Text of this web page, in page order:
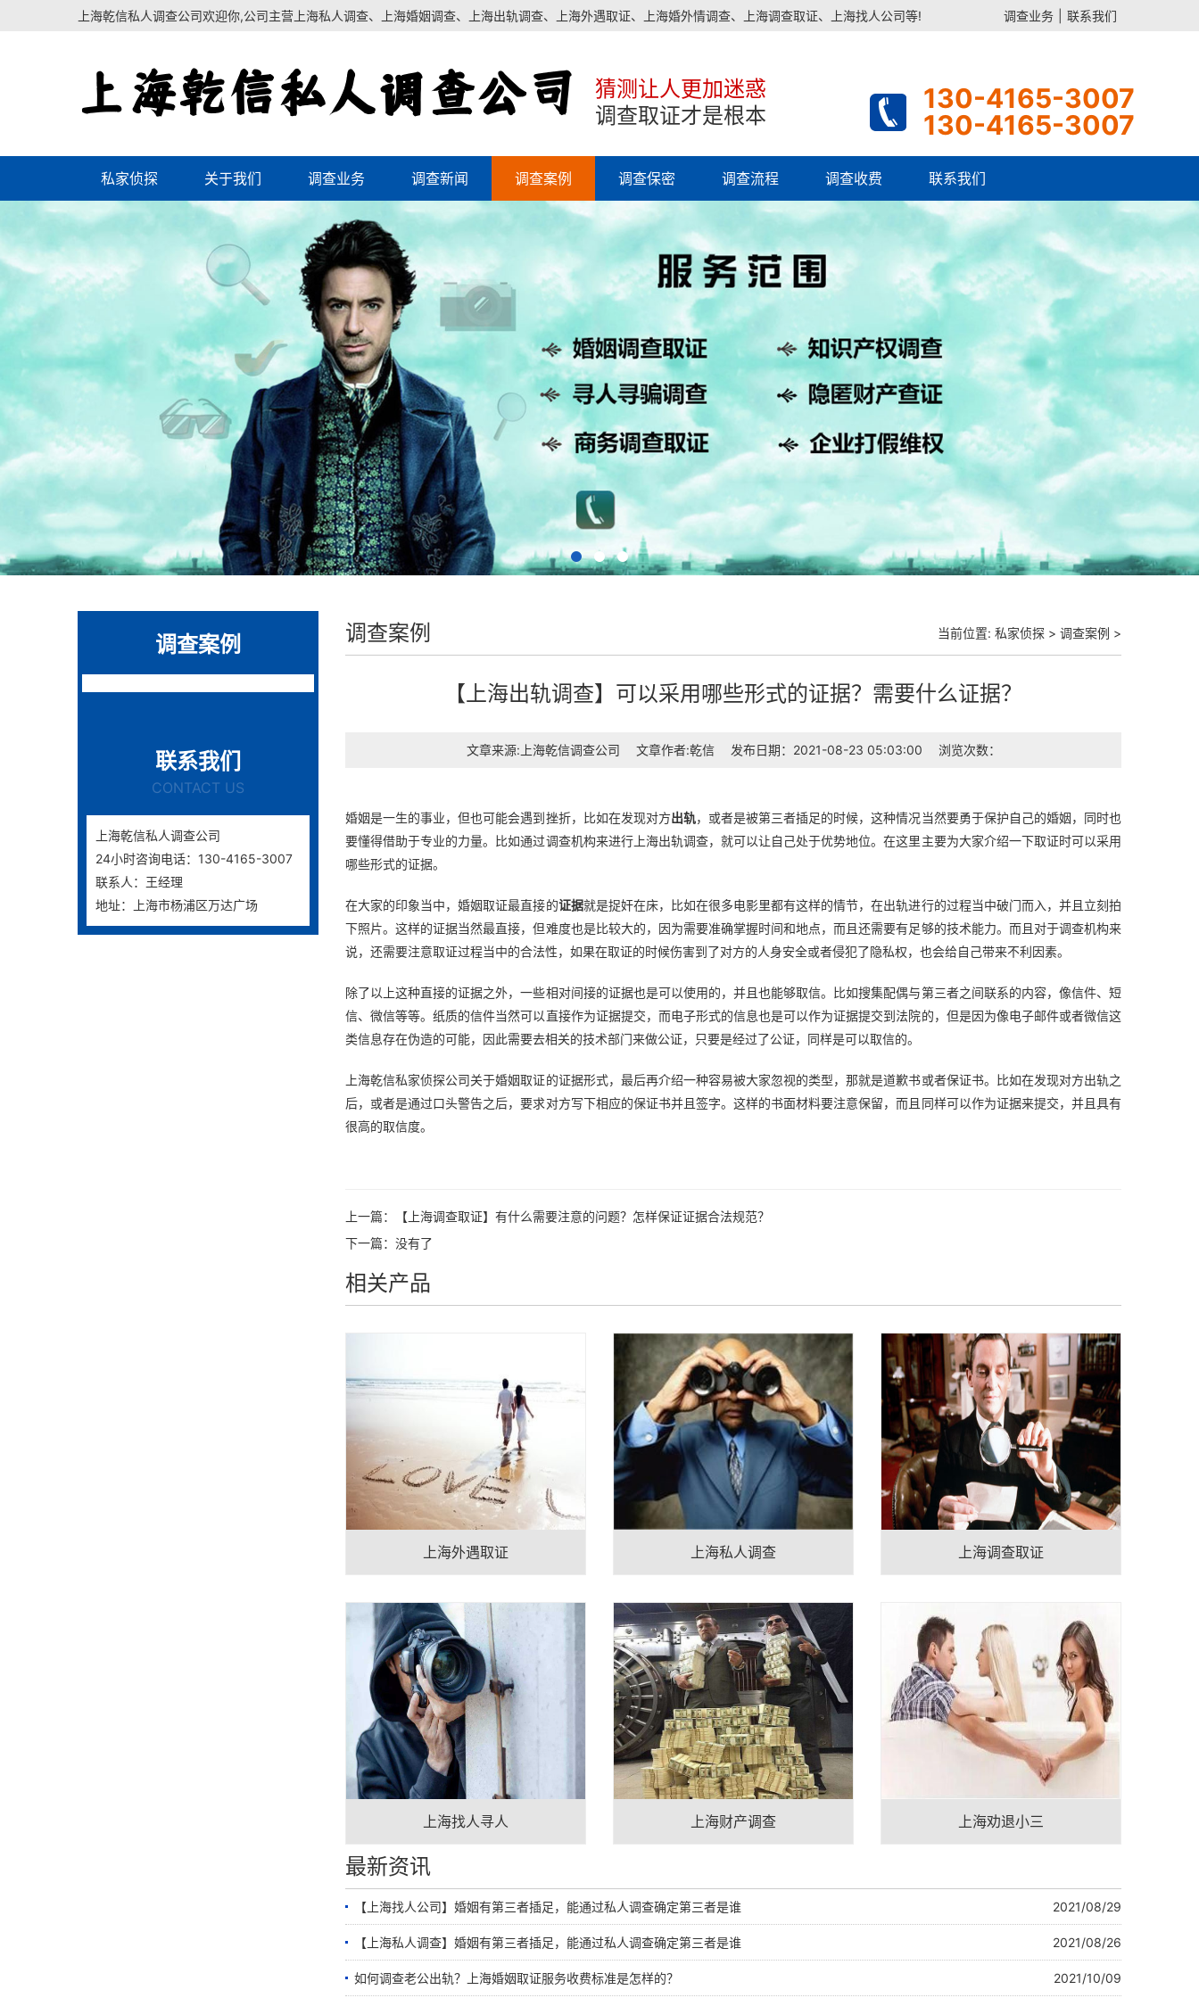
上海乾信私人调查公司欢迎你,公司主营上海私人调查、上海婚姻调查、上海出轨调查、上海外遇取证、上海婚外情调查、上海调查取证、上海找人公司等! 调查业务 联系我们
猜测让人更加迷惑
调查取证才是根本
130-4165-3007
130-4165-3007
私家侦探 关于我们 调查业务 调查新闻 调查案例 调查保密 调查流程 调查收费 联系我们
调查案例
联系我们
CONTACT US
上海乾信私人调查公司
24小时咨询电话：130-4165-3007
联系人：王经理
地址：上海市杨浦区万达广场
调查案例 当前位置: 私家侦探 > 调查案例 >
【上海出轨调查】可以采用哪些形式的证据？需要什么证据？
文章来源:上海乾信调查公司 文章作者:乾信 发布日期：2021-08-23 05:03:00 浏览次数：
婚姻是一生的事业，但也可能会遇到挫折，比如在发现对方出轨，或者是被第三者插足的时候，这种情况当然要勇于保护自己的婚姻，同时也
要懂得借助于专业的力量。比如通过调查机构来进行上海出轨调查，就可以让自己处于优势地位。在这里主要为大家介绍一下取证时可以采用
哪些形式的证据。
在大家的印象当中，婚姻取证最直接的证据就是捉奸在床，比如在很多电影里都有这样的情节，在出轨进行的过程当中破门而入，并且立刻拍
下照片。这样的证据当然最直接，但难度也是比较大的，因为需要准确掌握时间和地点，而且还需要有足够的技术能力。而且对于调查机构来
说，还需要注意取证过程当中的合法性，如果在取证的时候伤害到了对方的人身安全或者侵犯了隐私权，也会给自己带来不利因素。
除了以上这种直接的证据之外，一些相对间接的证据也是可以使用的，并且也能够取信。比如搜集配偶与第三者之间联系的内容，像信件、短
信、微信等等。纸质的信件当然可以直接作为证据提交，而电子形式的信息也是可以作为证据提交到法院的，但是因为像电子邮件或者微信这
类信息存在伪造的可能，因此需要去相关的技术部门来做公证，只要是经过了公证，同样是可以取信的。
上海乾信私家侦探公司关于婚姻取证的证据形式，最后再介绍一种容易被大家忽视的类型，那就是道歉书或者保证书。比如在发现对方出轨之
后，或者是通过口头警告之后，要求对方写下相应的保证书并且签字。这样的书面材料要注意保留，而且同样可以作为证据来提交，并且具有
很高的取信度。
上一篇：
【上海调查取证】有什么需要注意的问题？怎样保证证据合法规范？
下一篇：没有了
相关产品
上海外遇取证 上海私人调查 上海调查取证
上海找人寻人 上海财产调查 上海劝退小三
最新资讯
【上海找人公司】婚姻有第三者插足，能通过私人调查确定第三者是谁 2021/08/29
【上海私人调查】婚姻有第三者插足，能通过私人调查确定第三者是谁 2021/08/26
如何调查老公出轨？上海婚姻取证服务收费标准是怎样的？ 2021/10/09